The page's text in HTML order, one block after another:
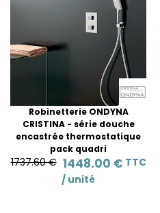
Robinetterie ONDYNA
CRISTINA - série douche
encastrée thermostatique
pack quadri
1737.60 € 1448.00 € TTC
/ unité